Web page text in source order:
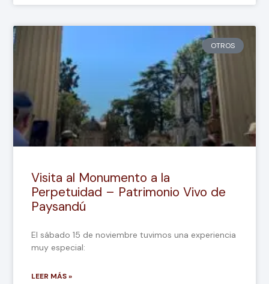
OTROS
Visita al Monumento a la
Perpetuidad – Patrimonio Vivo de
Paysandú
El sábado 15 de noviembre tuvimos una experiencia
muy especial:
LEER MÁS »